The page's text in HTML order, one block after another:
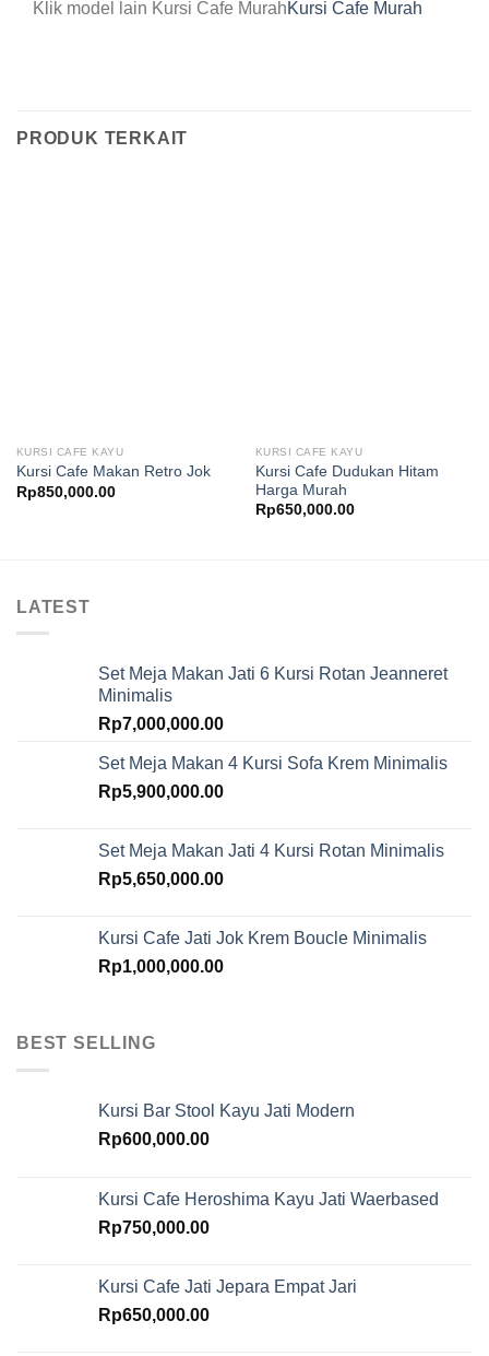
Klik model lain Kursi Cafe MurahKursi Cafe Murah
PRODUK TERKAIT
KURSI CAFE KAYU
Kursi Cafe Makan Retro Jok
Rp850,000.00
KURSI CAFE KAYU
Kursi Cafe Dudukan Hitam
Harga Murah
Rp650,000.00
LATEST
Set Meja Makan Jati 6 Kursi Rotan Jeanneret
Minimalis
Rp7,000,000.00
Set Meja Makan 4 Kursi Sofa Krem Minimalis
Rp5,900,000.00
Set Meja Makan Jati 4 Kursi Rotan Minimalis
Rp5,650,000.00
Kursi Cafe Jati Jok Krem Boucle Minimalis
Rp1,000,000.00
BEST SELLING
Kursi Bar Stool Kayu Jati Modern
Rp600,000.00
Kursi Cafe Heroshima Kayu Jati Waerbased
Rp750,000.00
Kursi Cafe Jati Jepara Empat Jari
Rp650,000.00